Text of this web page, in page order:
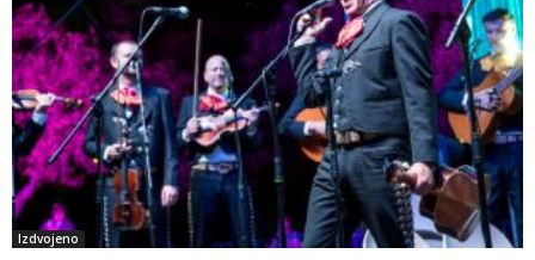
Izdvojeno